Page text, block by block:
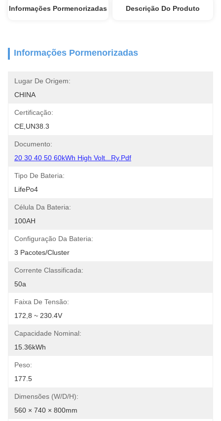
Informações Pormenorizadas Descrição Do Produto
Informações Pormenorizadas
Lugar De Origem:
CHINA
Certificação:
CE,UN38.3
Documento:
20 30 40 50 60kWh High Volt...ry.pdf
Tipo De Bateria:
LifePo4
Célula Da Bateria:
100AH
Configuração Da Bateria:
3 Pacotes/cluster
Corrente Classificada:
50a
Faixa De Tensão:
172,8 ~ 230.4V
Capacidade Nominal:
15.36kWh
Peso:
177.5
Dimensões (W/D/H):
560 × 740 × 800mm